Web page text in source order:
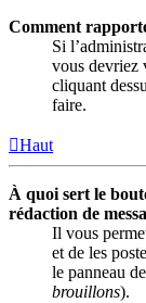
Comment
Si
vous devriez
cliquant
faire.
Haut
À quoi sert le
rédaction de
Il vous
et de les
le panneau
brouillons).